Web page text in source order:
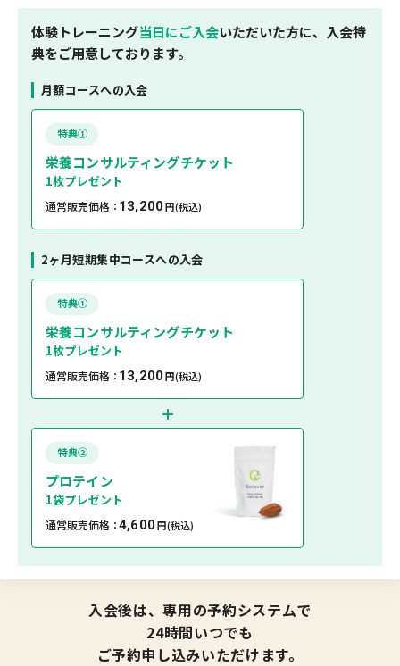
体験トレーニング当日にご入会いただいた方に、入会特
典をご用意しております。
月額コースへの入会
特典①
栄養コンサルティングチケット
1枚プレゼント
通常販売価格：13,200円(税込)
2ヶ月短期集中コースへの入会
特典①
栄養コンサルティングチケット
1枚プレゼント
通常販売価格：13,200円(税込)
特典②
プロテイン
1袋プレゼント
通常販売価格：4,600円(税込)
入会後は、専用の予約システムで
24時間いつでも
ご予約申し込みいただけます。